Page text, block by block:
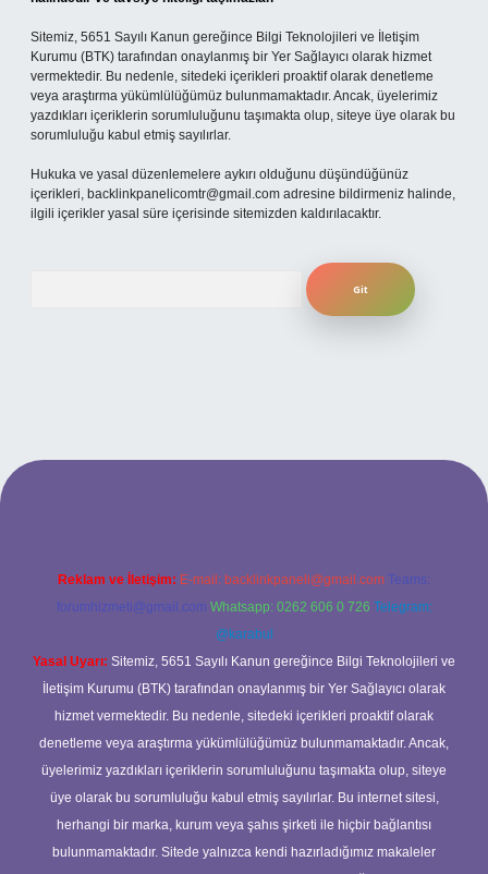
Sitemiz, 5651 Sayılı Kanun gereğince Bilgi Teknolojileri ve İletişim
Kurumu (BTK) tarafından onaylanmış bir Yer Sağlayıcı olarak hizmet
vermektedir. Bu nedenle, sitedeki içerikleri proaktif olarak denetleme
veya araştırma yükümlülüğümüz bulunmamaktadır. Ancak, üyelerimiz
yazdıkları içeriklerin sorumluluğunu taşımakta olup, siteye üye olarak bu
sorumluluğu kabul etmiş sayılırlar.
Hukuka ve yasal düzenlemelere aykırı olduğunu düşündüğünüz
içerikleri, backlinkpanelicomtr@gmail.com adresine bildirmeniz halinde,
ilgili içerikler yasal süre içerisinde sitemizden kaldırılacaktır.
giriş
Reklam ve İletişim: E-mail: backlinkpaneli@gmail.com Teams:
forumhizmeti@gmail.com Whatsapp: 0262 606 0 726 Telegram:
@karabul
Yasal Uyarı: Sitemiz, 5651 Sayılı Kanun gereğince Bilgi Teknolojileri ve
İletişim Kurumu (BTK) tarafından onaylanmış bir Yer Sağlayıcı olarak
hizmet vermektedir. Bu nedenle, sitedeki içerikleri proaktif olarak
denetleme veya araştırma yükümlülüğümüz bulunmamaktadır. Ancak,
üyelerimiz yazdıkları içeriklerin sorumluluğunu taşımakta olup, siteye
üye olarak bu sorumluluğu kabul etmiş sayılırlar. Bu internet sitesi,
herhangi bir marka, kurum veya şahıs şirketi ile hiçbir bağlantısı
bulunmamaktadır. Sitede yalnızca kendi hazırladığımız makaleler